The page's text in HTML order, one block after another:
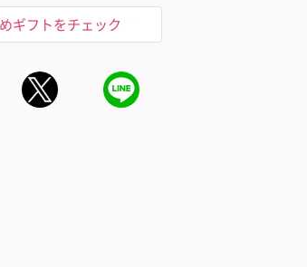
ギフトをチェック